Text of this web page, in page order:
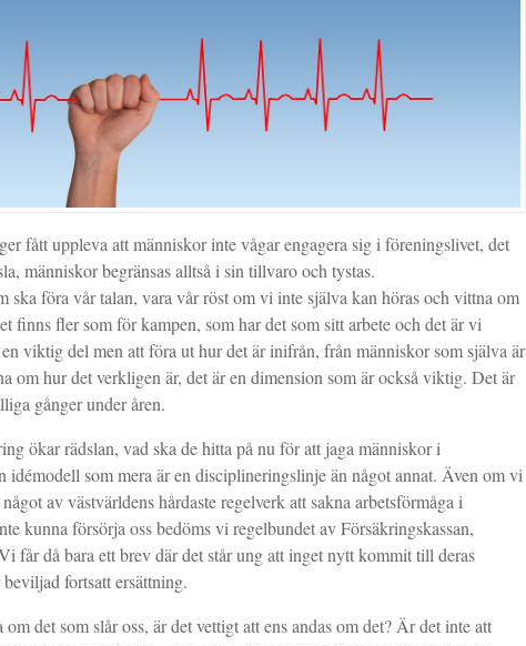
fått uppleva att människor inte vågar engagera sig i föreningslivet, det
människor begränsas alltså i sin tillvaro och tystas.
ska föra vår talan, vara vår röst om vi inte själva kan höras och vittna om
finns fler som för kampen, som har det som sitt arbete och det är vi
viktig del men att föra ut hur det är inifrån, från människor som själva är
om hur det verkligen är, det är en dimension som är också viktig. Det är
gånger under åren.
ökar rädslan, vad ska de hitta på nu för att jaga människor i
idémodell som mera är en disciplineringslinje än något annat. Även om vi
av västvärldens hårdaste regelverk att sakna arbetsförmåga i
kunna försörja oss bedöms vi regelbundet av Försäkringskassan,
får då bara ett brev där det står ung att inget nytt kommit till deras
fortsatt ersättning.
det som slår oss, är det vettigt att ens andas om det? Är det inte att